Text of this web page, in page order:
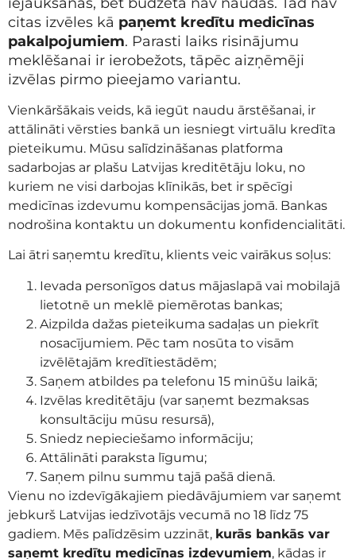
iejaukšanās, bet budžetā nav naudas. Tad nav
citas izvēles kā paņemt kredītu medicīnas
pakalpojumiem. Parasti laiks risinājumu
meklēšanai ir ierobežots, tāpēc aizņēmēji
izvēlas pirmo pieejamo variantu.
Vienkāršākais veids, kā iegūt naudu ārstēšanai, ir
attālināti vērsties bankā un iesniegt virtuālu kredīta
pieteikumu. Mūsu salīdzināšanas platforma
sadarbojas ar plašu Latvijas kreditētāju loku, no
kuriem ne visi darbojas klīnikās, bet ir spēcīgi
medicīnas izdevumu kompensācijas jomā. Bankas
nodrošina kontaktu un dokumentu konfidencialitāti.
Lai ātri saņemtu kredītu, klients veic vairākus soļus:
Ievada personīgos datus mājaslapā vai mobilajā
lietotnē un meklē piemērotas bankas;
Aizpilda dažas pieteikuma sadaļas un piekrīt
nosacījumiem. Pēc tam nosūta to visām
izvēlētajām kredītiestādēm;
Saņem atbildes pa telefonu 15 minūšu laikā;
Izvēlas kreditētāju (var saņemt bezmaksas
konsultāciju mūsu resursā),
Sniedz nepieciešamo informāciju;
Attālināti paraksta līgumu;
Saņem pilnu summu tajā pašā dienā.
Vienu no izdevīgākajiem piedāvājumiem var saņemt
jebkurš Latvijas iedzīvotājs vecumā no 18 līdz 75
gadiem. Mēs palīdzēsim uzzināt, kurās bankās var
saņemt kredītu medicīnas izdevumiem, kādas ir